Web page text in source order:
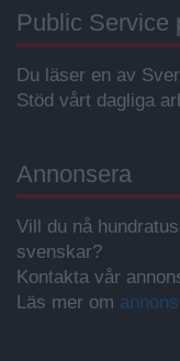
Public Service
Du läser en av
Stöd vårt dagliga
Annonsera
Vill du nå
svenskar?
Kontakta vår
Läs mer om